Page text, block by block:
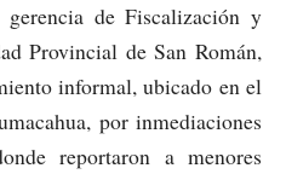
de Fiscalización y
Provincial de San Román,
informal, ubicado en el
por inmediaciones
reportaron a menores